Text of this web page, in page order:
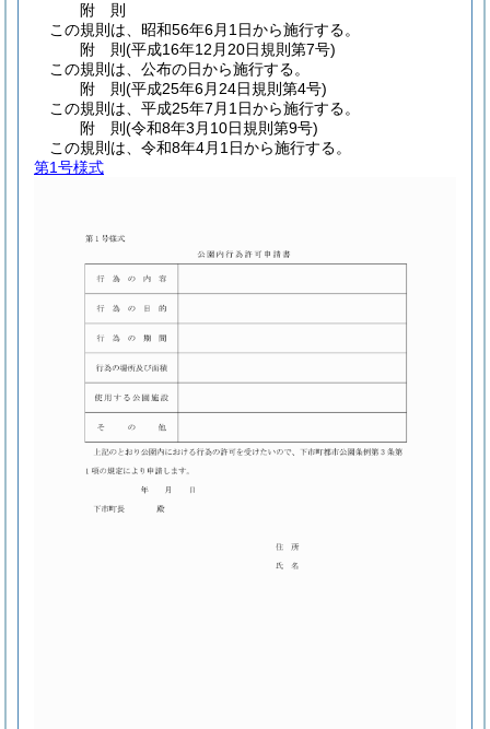
附 則
この規則は、昭和56年6月1日から施行する。
附 則(平成16年12月20日規則第7号)
この規則は、公布の日から施行する。
附 則(平成25年6月24日規則第4号)
この規則は、平成25年7月1日から施行する。
附 則(令和8年3月10日規則第9号)
この規則は、令和8年4月1日から施行する。
第1号様式